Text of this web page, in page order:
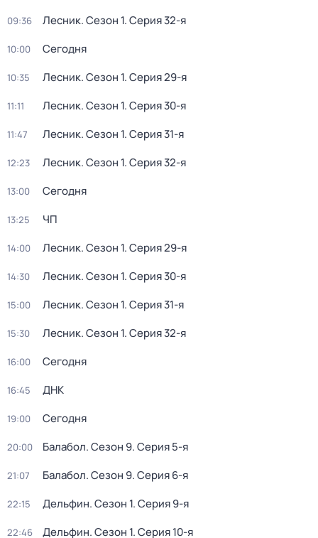
09:36 Лесник. Сезон 1. Серия 32-я
10:00 Сегодня
10:35 Лесник. Сезон 1. Серия 29-я
11:11 Лесник. Сезон 1. Серия 30-я
11:47 Лесник. Сезон 1. Серия 31-я
12:23 Лесник. Сезон 1. Серия 32-я
13:00 Сегодня
13:25 ЧП
14:00 Лесник. Сезон 1. Серия 29-я
14:30 Лесник. Сезон 1. Серия 30-я
15:00 Лесник. Сезон 1. Серия 31-я
15:30 Лесник. Сезон 1. Серия 32-я
16:00 Сегодня
16:45 ДНК
19:00 Сегодня
20:00 Балабол. Сезон 9. Серия 5-я
21:07 Балабол. Сезон 9. Серия 6-я
22:15 Дельфин. Сезон 1. Серия 9-я
22:46 Дельфин. Сезон 1. Серия 10-я